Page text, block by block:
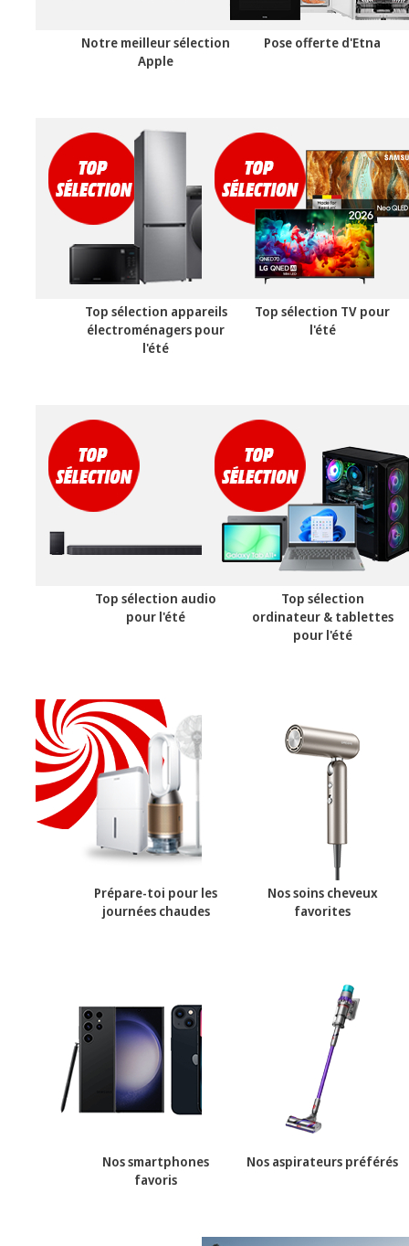
Notre meilleur sélection
Apple
Pose offerte d'Etna
Top sélection appareils
électroménagers pour
l'été
Top sélection TV pour
l'été
Top sélection audio
pour l'été
Top sélection
ordinateur & tablettes
pour l'été
Prépare-toi pour les
journées chaudes
Nos soins cheveux
favorites
Nos smartphones
favoris
Nos aspirateurs préférés